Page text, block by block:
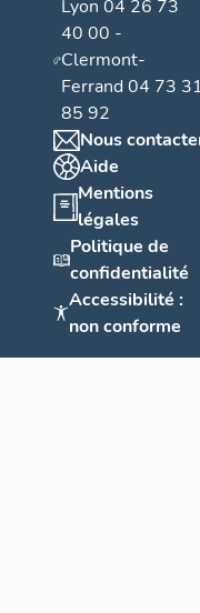
Lyon 04 26 73
40 00 -
Clermont-
Ferrand 04 73
85 92
Nous
Aide
Mentions
légales
Politique de
confidentialité
Accessibilité :
non conforme